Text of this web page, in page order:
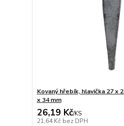
Kovaný hřebík, hlavička 27 x
x 34 mm
26,19 Kč/KS
21,64 Kč bez DPH